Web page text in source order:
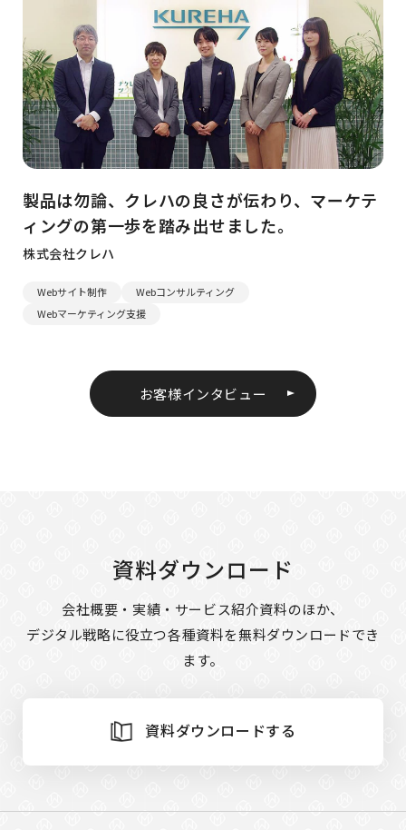
製品は勿論、クレハの良さが伝わり、マーケテ
ィングの第一歩を踏み出せました。
株式会社クレハ
Webサイト制作
Webコンサルティング
Webマーケティング支援
お客様インタビュー
資料ダウンロード
会社概要・実績・サービス紹介資料のほか、
デジタル戦略に役立つ各種資料を無料ダウンロードでき
ます。
資料ダウンロードする